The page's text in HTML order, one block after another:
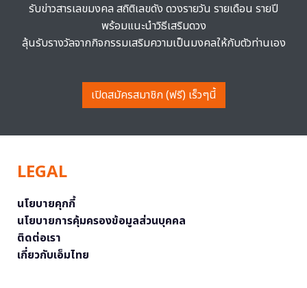
รับข่าวสารเลขมงคล สถิติเลขดัง ดวงรายวัน รายเดือน รายปี
พร้อมแนะนำวิธีเสริมดวง
ลุ้นรับรางวัลจากกิจกรรมเสริมความเป็นมงคลให้กับตัวท่านเอง
เปิดสมัครสมาชิก (ฟรี) เร็วๆนี้
LEGAL
นโยบายคุกกี้
นโยบายการคุ้มครองข้อมูลส่วนบุคคล
ติดต่อเรา
เกี่ยวกับเอ็มไทย